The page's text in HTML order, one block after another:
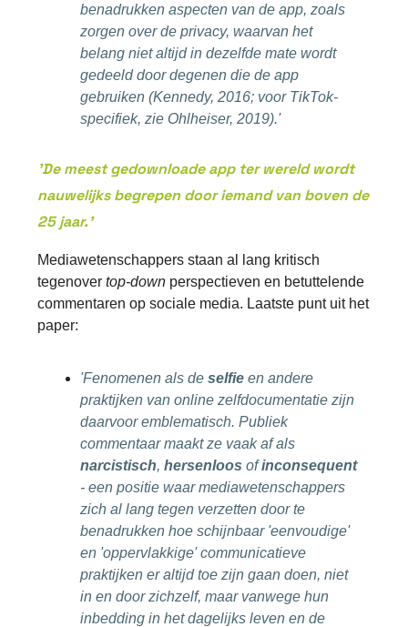
benadrukken aspecten van de app, zoals
zorgen over de privacy, waarvan het
belang niet altijd in dezelfde mate wordt
gedeeld door degenen die de app
gebruiken (Kennedy, 2016; voor TikTok-
specifiek, zie Ohlheiser, 2019).'
'De meest gedownloade app ter wereld wordt
nauwelijks begrepen door iemand van boven de
25 jaar.'
Mediawetenschappers staan al lang kritisch
tegenover top-down perspectieven en betuttelende
commentaren op sociale media. Laatste punt uit het
paper:
'Fenomenen als de selfie en andere
praktijken van online zelfdocumentatie zijn
daarvoor emblematisch. Publiek
commentaar maakt ze vaak af als
narcistisch, hersenloos ofinconsequent
- een positie waar mediawetenschappers
zich al lang tegen verzetten door te
benadrukken hoe schijnbaar 'eenvoudige'
en 'oppervlakkige' communicatieve
praktijken er altijd toe zijn gaan doen, niet
in en door zichzelf, maar vanwege hun
inbedding in het dagelijks leven en de